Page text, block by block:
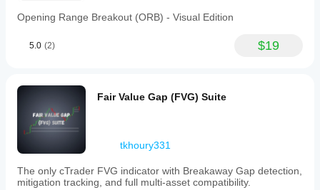
Opening Range Breakout (ORB) - Visual Edition
5.0 (2) $19
Fair Value Gap (FVG) Suite
tkhoury331
The only cTrader FVG indicator with Breakaway Gap detection,
mitigation tracking, and full multi-asset compatibility.